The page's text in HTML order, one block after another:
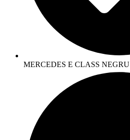
MERCEDES E CLASS NEGRU